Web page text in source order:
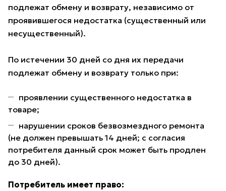
подлежат обмену и возврату, независимо от
проявившегося недостатка (существенный или
несущественный).
По истечении 30 дней со дня их передачи
подлежат обмену и возврату только при:
проявлении существенного недостатка в
товаре;
нарушении сроков безвозмездного ремонта
(не должен превышать 14 дней; с согласия
потребителя данный срок может быть продлен
до 30 дней).
Потребитель имеет право: